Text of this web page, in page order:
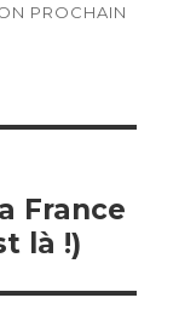
PROCHAIN
France
là !)